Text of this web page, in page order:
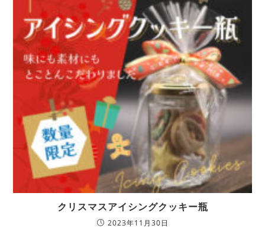
クリスマスアイシングクッキー瓶
2023年11月30日